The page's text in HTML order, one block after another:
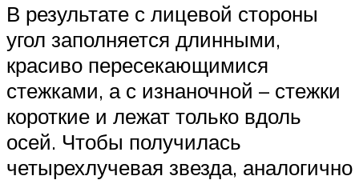
В результате с лицевой стороны
угол заполняется длинными,
красиво пересекающимися
стежками, а с изнаночной – стежки
короткие и лежат только вдоль
осей. Чтобы получилась
четырехлучевая звезда, аналогично